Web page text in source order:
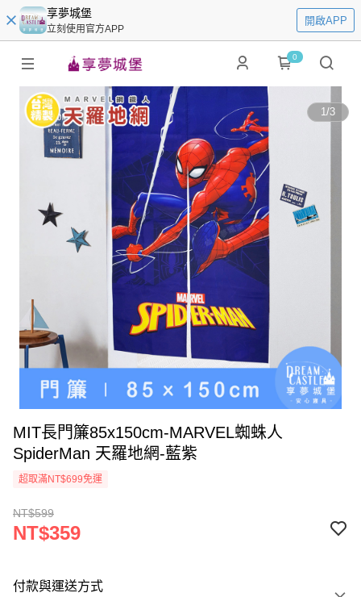
享夢城堡
立刻使用官方APP
開啟APP
0
1/3
MIT長門簾85x150cm-MARVEL蜘蛛人
SpiderMan 天羅地網-藍紫
超取滿NT$699免運
NT$599
NT$359
付款與運送方式